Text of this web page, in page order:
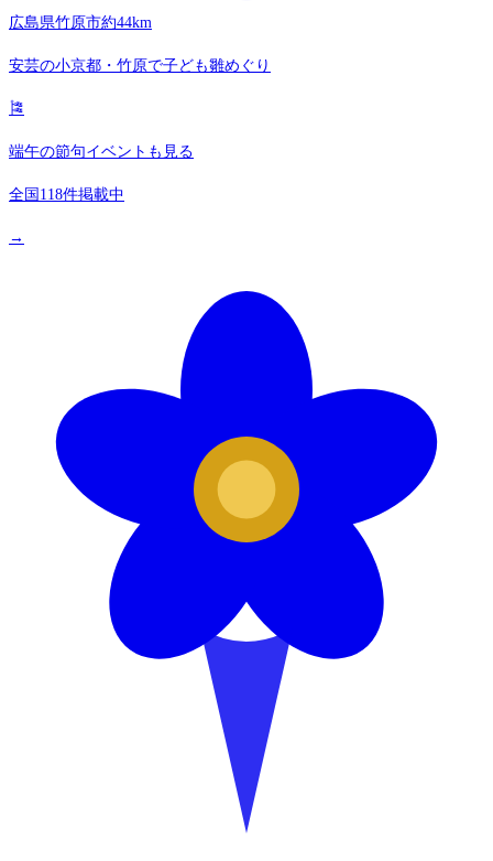
広島県竹原市約44km
安芸の小京都・竹原で子ども雛めぐり
🎏
端午の節句イベントも見る
全国118件掲載中
→